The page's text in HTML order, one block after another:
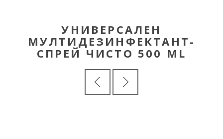
УНИВЕРСАЛЕН
МУЛТИДЕЗИНФЕКТАНТ-
СПРЕЙ ЧИСТО 500 ML